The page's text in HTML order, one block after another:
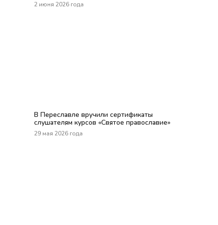
2 июня 2026 года
В Переславле вручили сертификаты
слушателям курсов «Святое православие»
29 мая 2026 года